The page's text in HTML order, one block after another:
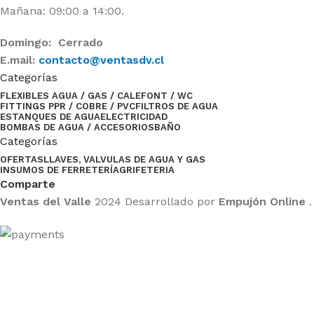
Mañana: 09:00 a 14:00.
Domingo: Cerrado
E.mail: contacto@ventasdv.cl
Categorías
FLEXIBLES AGUA / GAS / CALEFONT / WC
FITTINGS PPR / COBRE / PVCFILTROS DE AGUA
ESTANQUES DE AGUAELECTRICIDAD
BOMBAS DE AGUA / ACCESORIOSBAÑO
Categorías
OFERTASLLAVES, VALVULAS DE AGUA Y GAS
INSUMOS DE FERRETERÍAGRIFETERIA
Comparte
Ventas del Valle 2024 Desarrollado por Empujón Online .